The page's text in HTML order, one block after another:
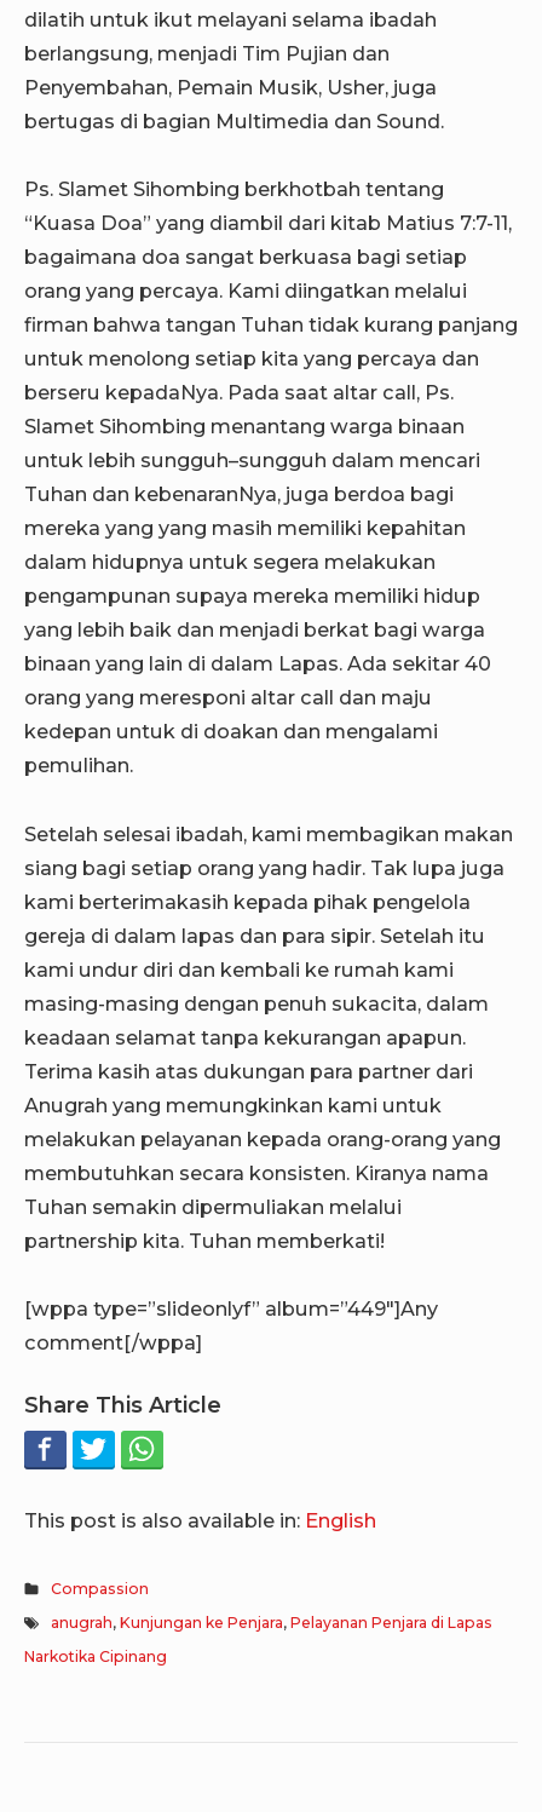
dilatih untuk ikut melayani selama ibadah
berlangsung, menjadi Tim Pujian dan
Penyembahan, Pemain Musik, Usher, juga
bertugas di bagian Multimedia dan Sound.
Ps. Slamet Sihombing berkhotbah tentang
“Kuasa Doa” yang diambil dari kitab Matius 7:7-11,
bagaimana doa sangat berkuasa bagi setiap
orang yang percaya. Kami diingatkan melalui
firman bahwa tangan Tuhan tidak kurang panjang
untuk menolong setiap kita yang percaya dan
berseru kepadaNya. Pada saat altar call, Ps.
Slamet Sihombing menantang warga binaan
untuk lebih sungguh–sungguh dalam mencari
Tuhan dan kebenaranNya, juga berdoa bagi
mereka yang yang masih memiliki kepahitan
dalam hidupnya untuk segera melakukan
pengampunan supaya mereka memiliki hidup
yang lebih baik dan menjadi berkat bagi warga
binaan yang lain di dalam Lapas. Ada sekitar 40
orang yang meresponi altar call dan maju
kedepan untuk di doakan dan mengalami
pemulihan.
Setelah selesai ibadah, kami membagikan makan
siang bagi setiap orang yang hadir. Tak lupa juga
kami berterimakasih kepada pihak pengelola
gereja di dalam lapas dan para sipir. Setelah itu
kami undur diri dan kembali ke rumah kami
masing-masing dengan penuh sukacita, dalam
keadaan selamat tanpa kekurangan apapun.
Terima kasih atas dukungan para partner dari
Anugrah yang memungkinkan kami untuk
melakukan pelayanan kepada orang-orang yang
membutuhkan secara konsisten. Kiranya nama
Tuhan semakin dipermuliakan melalui
partnership kita. Tuhan memberkati!
[wppa type=”slideonlyf” album=”449″]Any
comment[/wppa]
Share This Article
This post is also available in: English
Compassion
anugrah,Kunjungan ke Penjara,Pelayanan Penjara di Lapas
Narkotika Cipinang